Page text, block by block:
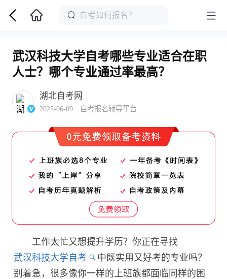
武汉科技大学自考哪些专业适合在职
人士？哪个专业通过率最高？
湖北自考网
2025-06-09 自考报名辅导平台
工作太忙又想提升学历？你正在寻找
武汉科技大学自考
中既实用又好考的专业吗？
别着急，很多像你一样的上班族都面临同样的困